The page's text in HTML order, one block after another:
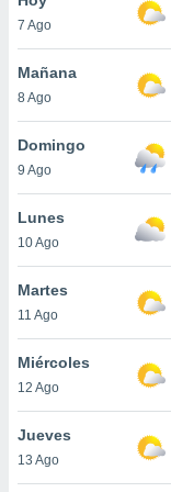
y
en
más
de
7 Ago
Mañana
8 Ago
Domingo
9 Ago
Lunes
10 Ago
Martes
11 Ago
Miércoles
12 Ago
Jueves
13 Ago